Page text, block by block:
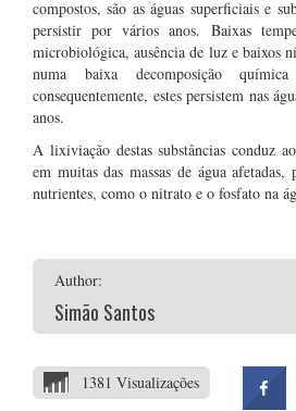
compostos, são as águas superficiais e
persistir por vários anos. Baixas
microbiológica, ausência de luz e baixos
numa baixa decomposição
consequentemente, estes persistem nas
anos.
A lixiviação destas substâncias conduz
em muitas das massas de água
nutrientes, como o nitrato e o fosfato na
Author:
Simão Santos
1381 Visualizações